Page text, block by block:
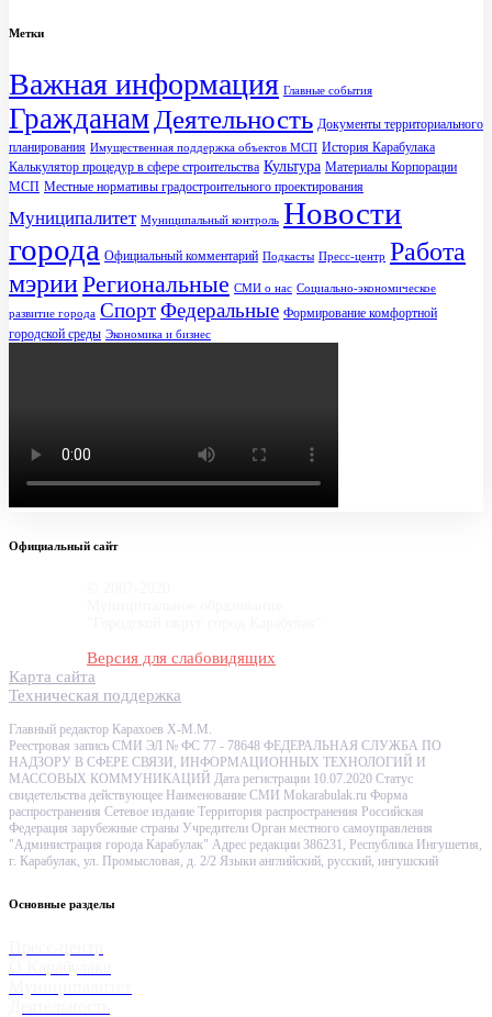
Метки
Важная информация Главные события
Гражданам Деятельность Документы территориального
планирования Имущественная поддержка объектов МСП История Карабулака
Калькулятор процедур в сфере строительства Культура Материалы Корпорации
МСП Местные нормативы градостроительного проектирования
Муниципалитет Муниципальный контроль Новости
города Официальный комментарий Подкасты Пресс-центр Работа
мэрииРегиональные СМИ о нас Социально-экономическое
развитие города СпортФедеральные Формирование комфортной
городской среды Экономика и бизнес
Официальный сайт
Версия для слабовидящих
Карта сайта
Техническая поддержка
Главный редактор Карахоев Х-М.М.
Реестровая запись СМИ ЭЛ № ФС 77 - 78648 ФЕДЕРАЛЬНАЯ СЛУЖБА ПО
НАДЗОРУ В СФЕРЕ СВЯЗИ, ИНФОРМАЦИОННЫХ ТЕХНОЛОГИЙ И
МАССОВЫХ КОММУНИКАЦИЙ Дата регистрации 10.07.2020 Статус
свидетельства действующее Наименование СМИ Mokarabulak.ru Форма
распространения Сетевое издание Территория распространения Российская
Федерация зарубежные страны Учредители Орган местного самоуправления
"Администрация города Карабулак" Адрес редакции 386231, Республика Ингушетия,
г. Карабулак, ул. Промысловая, д. 2/2 Языки английский, русский, ингушский
Основные разделы